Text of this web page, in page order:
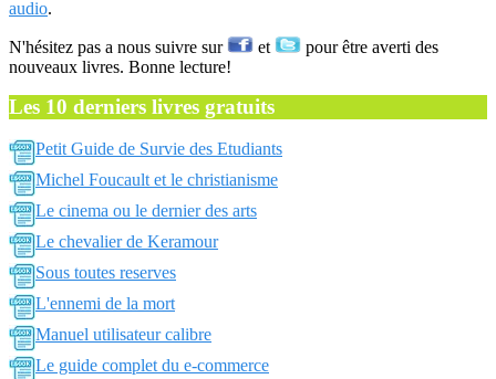
audio.
N'hésitez pas a nous suivre sur et
pour être averti des
nouveaux livres. Bonne lecture!
Les 10 derniers livres gratuits
Petit Guide de Survie des Etudiants
Michel Foucault et le christianisme
Le cinema ou le dernier des arts
Le chevalier de Keramour
Sous toutes reserves
L'ennemi de la mort
Manuel utilisateur calibre
Le guide complet du e-commerce